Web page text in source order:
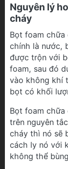
Nguyên lý
cháy
Bọt foam
chính là nước,
được trộn với
foam, sau đó
vào không khí
bọt có khối
Bọt foam
trên nguyên
cháy thì nó sẽ
cách ly nó với
không thể